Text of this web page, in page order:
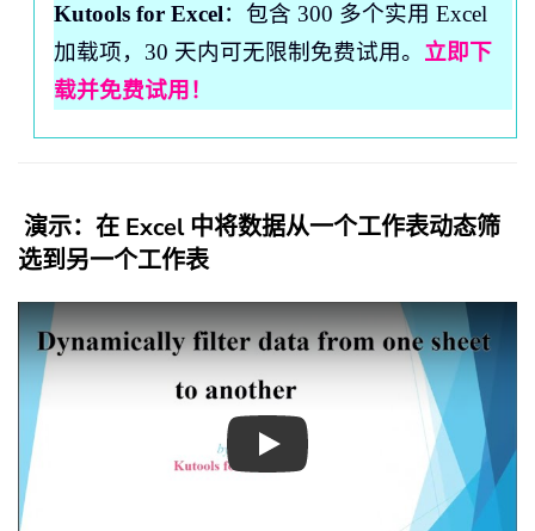
Kutools for Excel：包含 300 多个实用 Excel
加载项，30 天内可无限制免费试用。 立即下
载并免费试用！
演示：在 Excel 中将数据从一个工作表动态筛
选到另一个工作表
Play